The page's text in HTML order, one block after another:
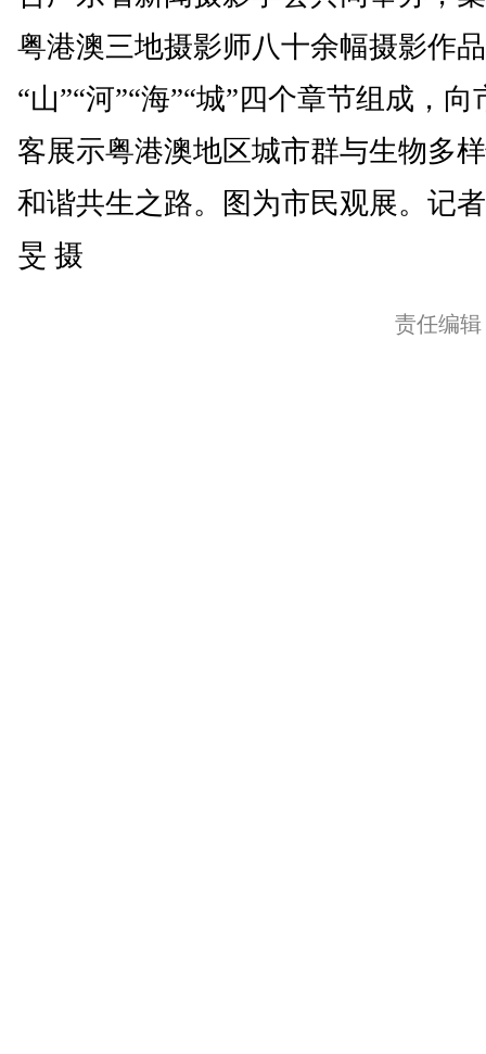
粤港澳三地摄影师八十余幅摄影作
“山”“河”“海”“城”四个章节组成，向
客展示粤港澳地区城市群与生物多
和谐共生之路。图为市民观展。记
旻 摄
责任编